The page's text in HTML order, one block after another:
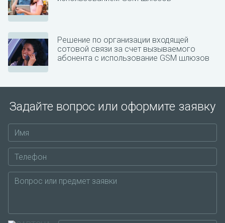
Решение по организации входящей
сотовой связи за счет вызываемого
абонента с использование GSM шлюзов
Задайте вопрос или оформите заявку